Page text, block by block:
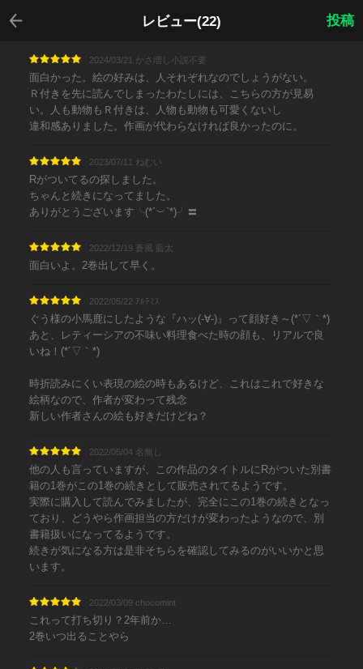
レビュー(22)
戻る
投稿
2024/03/21 かさ増し小説不要
面白かった。絵の好みは、人それぞれなのでしょうがない。
Ｒ付きを先に読んでしまったわたしには、こちらの方が見易
い。人も動物もＲ付きは、人物も動物も可愛くないし
違和感ありました。作画が代わらなければ良かったのに。
2023/07/11 ねむい
Rがついてるの探しました。
ちゃんと続きになってました。
ありがとうございます╰(*´︶`*)╯〓
2022/12/19 蒼風 藍太
面白いよ。2巻出して早く。
2022/05/22 ｱﾙﾃﾐｽ
ぐう様の小馬鹿にしたような『ハッ(-∀-)』って顔好き～(*´▽｀*)
あと、レティーシアの不味い料理食べた時の顔も、リアルで良
いね！(*´▽｀*)
時折読みにくい表現の絵の時もあるけど、これはこれで好きな
絵柄なので、作者が変わって残念
新しい作者さんの絵も好きだけどね？
2022/05/04 名無し
他の人も言っていますが、この作品のタイトルにRがついた別書
籍の1巻がこの1巻の続きとして販売されてるようです。
実際に購入して読んでみましたが、完全にこの1巻の続きとなっ
ており、どうやら作画担当の方だけが変わったようなので、別
書籍扱いになってるようです。
続きが気になる方は是非そちらを確認してみるのがいいかと思
います。
2022/03/09 chocomint
これって打ち切り？2年前か…
2巻いつ出ることやら